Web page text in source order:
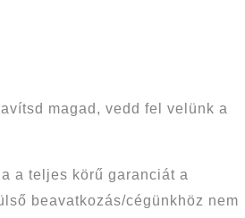
magad, vedd fel velünk a
a teljes körű garanciát a
beavatkozás/cégünkhöz nem